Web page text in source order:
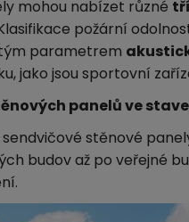
mohou nabízet různé
požární
parametrem
jako jsou sportovní
panelů ve
stěnové
budov až po veřejné